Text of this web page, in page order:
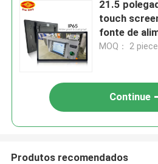
21.5
touch
fonte de
Desktop/
MOQ： 2
Continue
Produtos recomendados